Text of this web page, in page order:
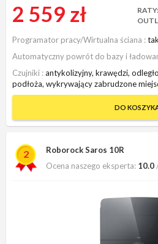
2 559 zł RATY:
Programator pracy/Wirtualna ściana
Automatyczny powrót do bazy i
Czujniki antykolizyjny, krawędzi,
podłoża, wykrywający zabrudzone
DO
2
Roborock Saros 10R
Ocena naszego eksperta: 10.0